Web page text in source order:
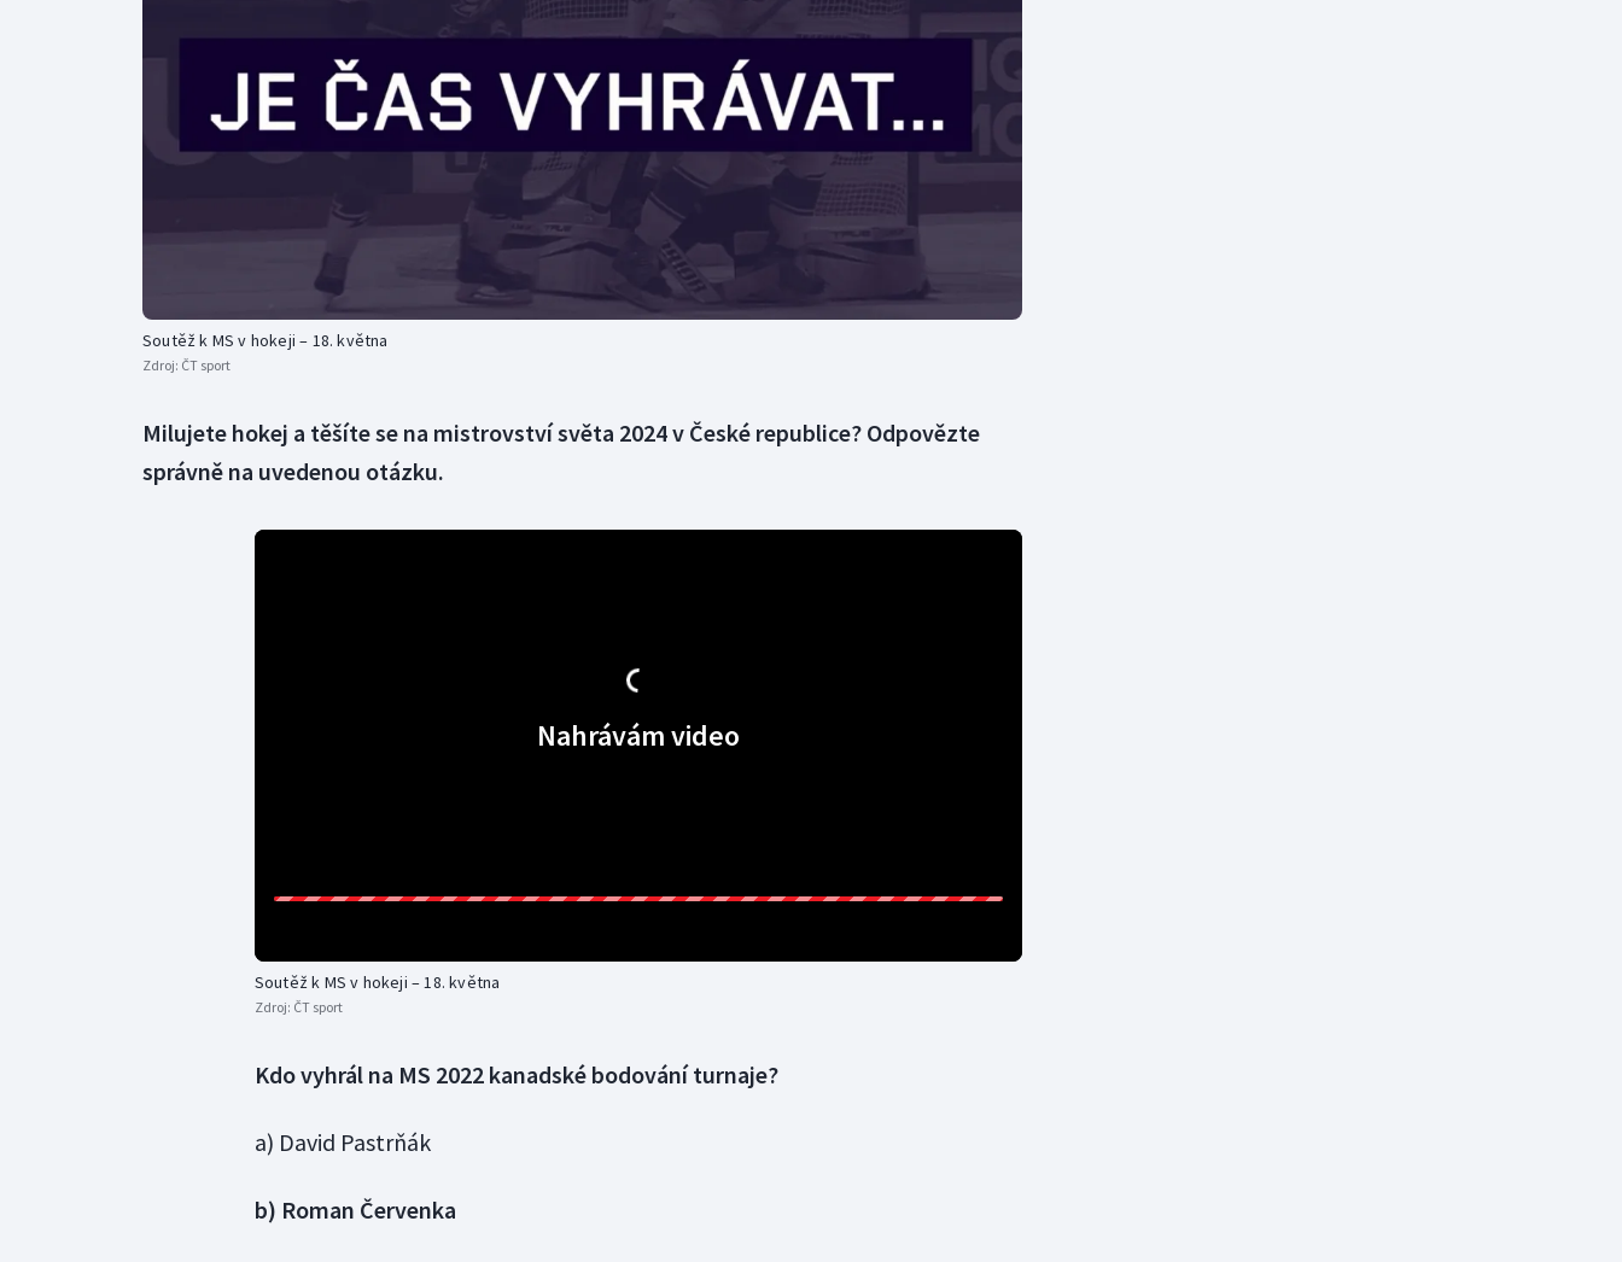
Florbal
Gymnastika
Olympijské hry
Parasport
Plavání
Plážový volejbal
Vodní slalom
Soutěž k MS v hokeji – 18. května
Zdroj: ČT sport
Milujete hokej a těšíte se na mistrovství světa 2024 v České republice? Odpovězte
správně na uvedenou otázku.
Nahrávám video
Soutěž k MS v hokeji – 18. května
Zdroj: ČT sport
Kdo vyhrál na MS 2022 kanadské bodování turnaje?
a) David Pastrňák
b) Roman Červenka